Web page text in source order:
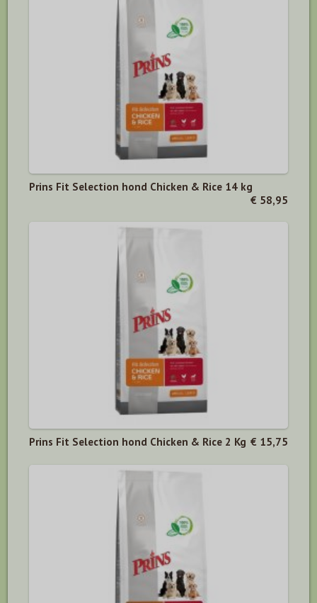
Prins Fit Selection hond Chicken & Rice 14 kg
€ 58,95
Prins Fit Selection hond Chicken & Rice 2 Kg € 15,75